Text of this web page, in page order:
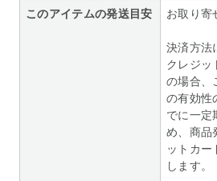
このアイテムの発送目安 お取り寄
決済方法
クレジッ
の場合、
の有効性
でに一定
め、商品
ットカー
します。